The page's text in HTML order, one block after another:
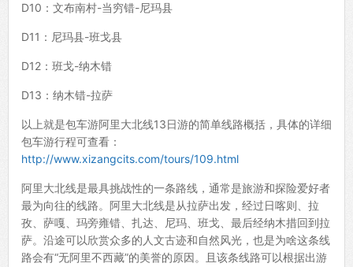
D10：文布南村-当穷错-尼玛县
D11：尼玛县-班戈县
D12：班戈-纳木错
D13：纳木错-拉萨
以上就是包车游阿里大北线13日游的简单线路概括，具体的详细
包车游行程可查看：
http://www.xizangcits.com/tours/109.html
阿里大北线是最具挑战性的一条路线，通常是旅游和探险爱好者
最为向往的线路。阿里大北线是从拉萨出发，经过日喀则、拉
孜、萨嘎、玛旁雍错、扎达、尼玛、班戈、最后经纳木措回到拉
萨。沿途可以欣赏众多的人文古迹和自然风光，也是为啥这条线
路会有“无阿里不西藏”的美誉的原因。且该条线路可以根据出游